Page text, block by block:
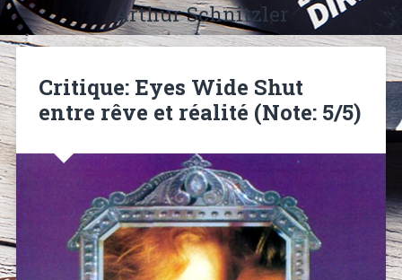
Arthur Schnitzler
Critique: Eyes Wide Shut
entre rêve et réalité (Note: 5/5)